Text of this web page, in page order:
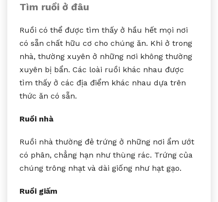
Tìm ruồi ở đâu
Ruồi có thể được tìm thấy ở hầu hết mọi nơi
có sẵn chất hữu cơ cho chúng ăn. Khi ở trong
nhà, thường xuyên ở những nơi không thường
xuyên bị bẩn. Các loài ruồi khác nhau được
tìm thấy ở các địa điểm khác nhau dựa trên
thức ăn có sẵn.
Ruồi nhà
Ruồi nhà thường đẻ trứng ở những nơi ẩm ướt
có phân, chẳng hạn như thùng rác. Trứng của
chúng trông nhạt và dài giống như hạt gạo.
Ruồi giấm